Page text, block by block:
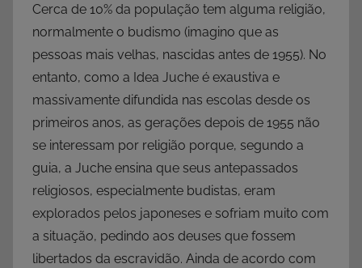
Cerca de 10% da população tem alguma religião,
normalmente o budismo (imagino que as
pessoas mais velhas, nascidas antes de 1955). No
entanto, como a Idea Juche é exaustiva e
massivamente difundida nas escolas desde os
primeiros anos, as gerações depois de 1955 não
se interessam por religião porque, segundo a
guia, a Juche ensina que seus antepassados
religiosos, especialmente budistas, eram
explorados pelos japoneses e sofriam muito com
a situação, pedindo aos deuses que fossem
libertados da escravidão. Ainda de acordo com